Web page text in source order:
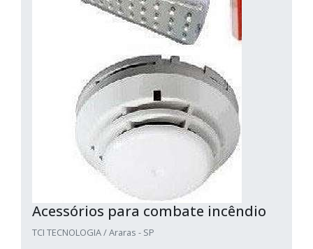
Acessórios para combate incêndio
TCI TECNOLOGIA / Araras - SP